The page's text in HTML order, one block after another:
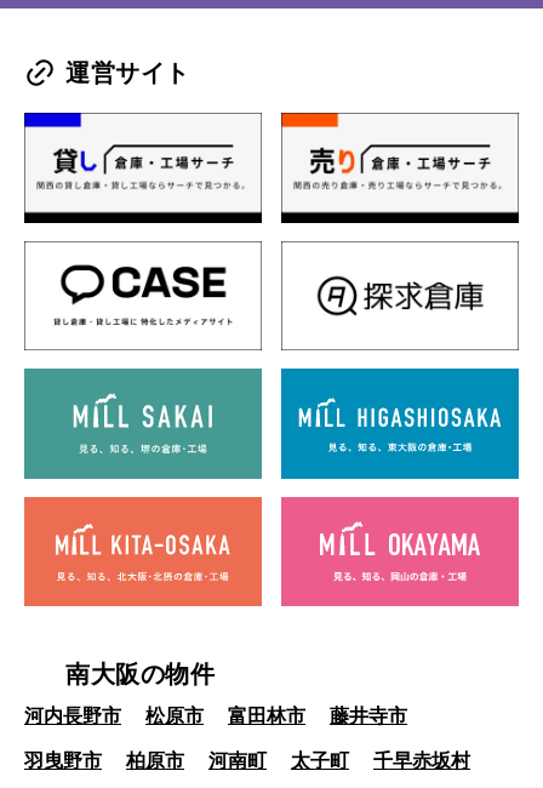
運営サイト
南大阪の物件
河内長野市 松原市 富田林市 藤井寺市
羽曳野市 柏原市 河南町 太子町 千早赤坂村